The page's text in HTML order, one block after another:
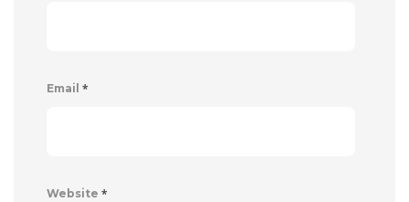
Email *
Website *